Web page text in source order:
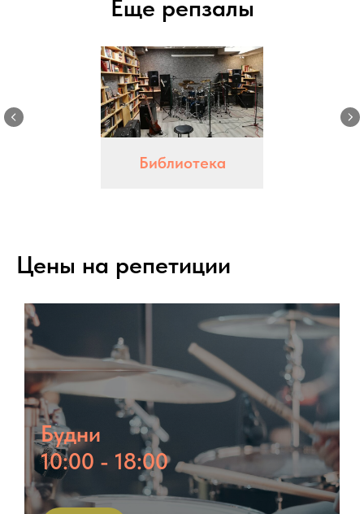
Еще репзалы
Библиотека
Цены на репетиции
Будни
10:00 - 18:00